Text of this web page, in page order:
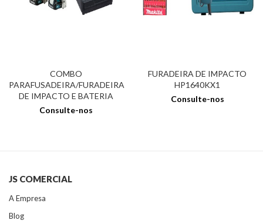
COMBO
PARAFUSADEIRA/FURADEIRA
DE IMPACTO E BATERIA
Consulte-nos
FURADEIRA DE IMPACTO
HP1640KX1
Consulte-nos
JS COMERCIAL
A Empresa
Blog